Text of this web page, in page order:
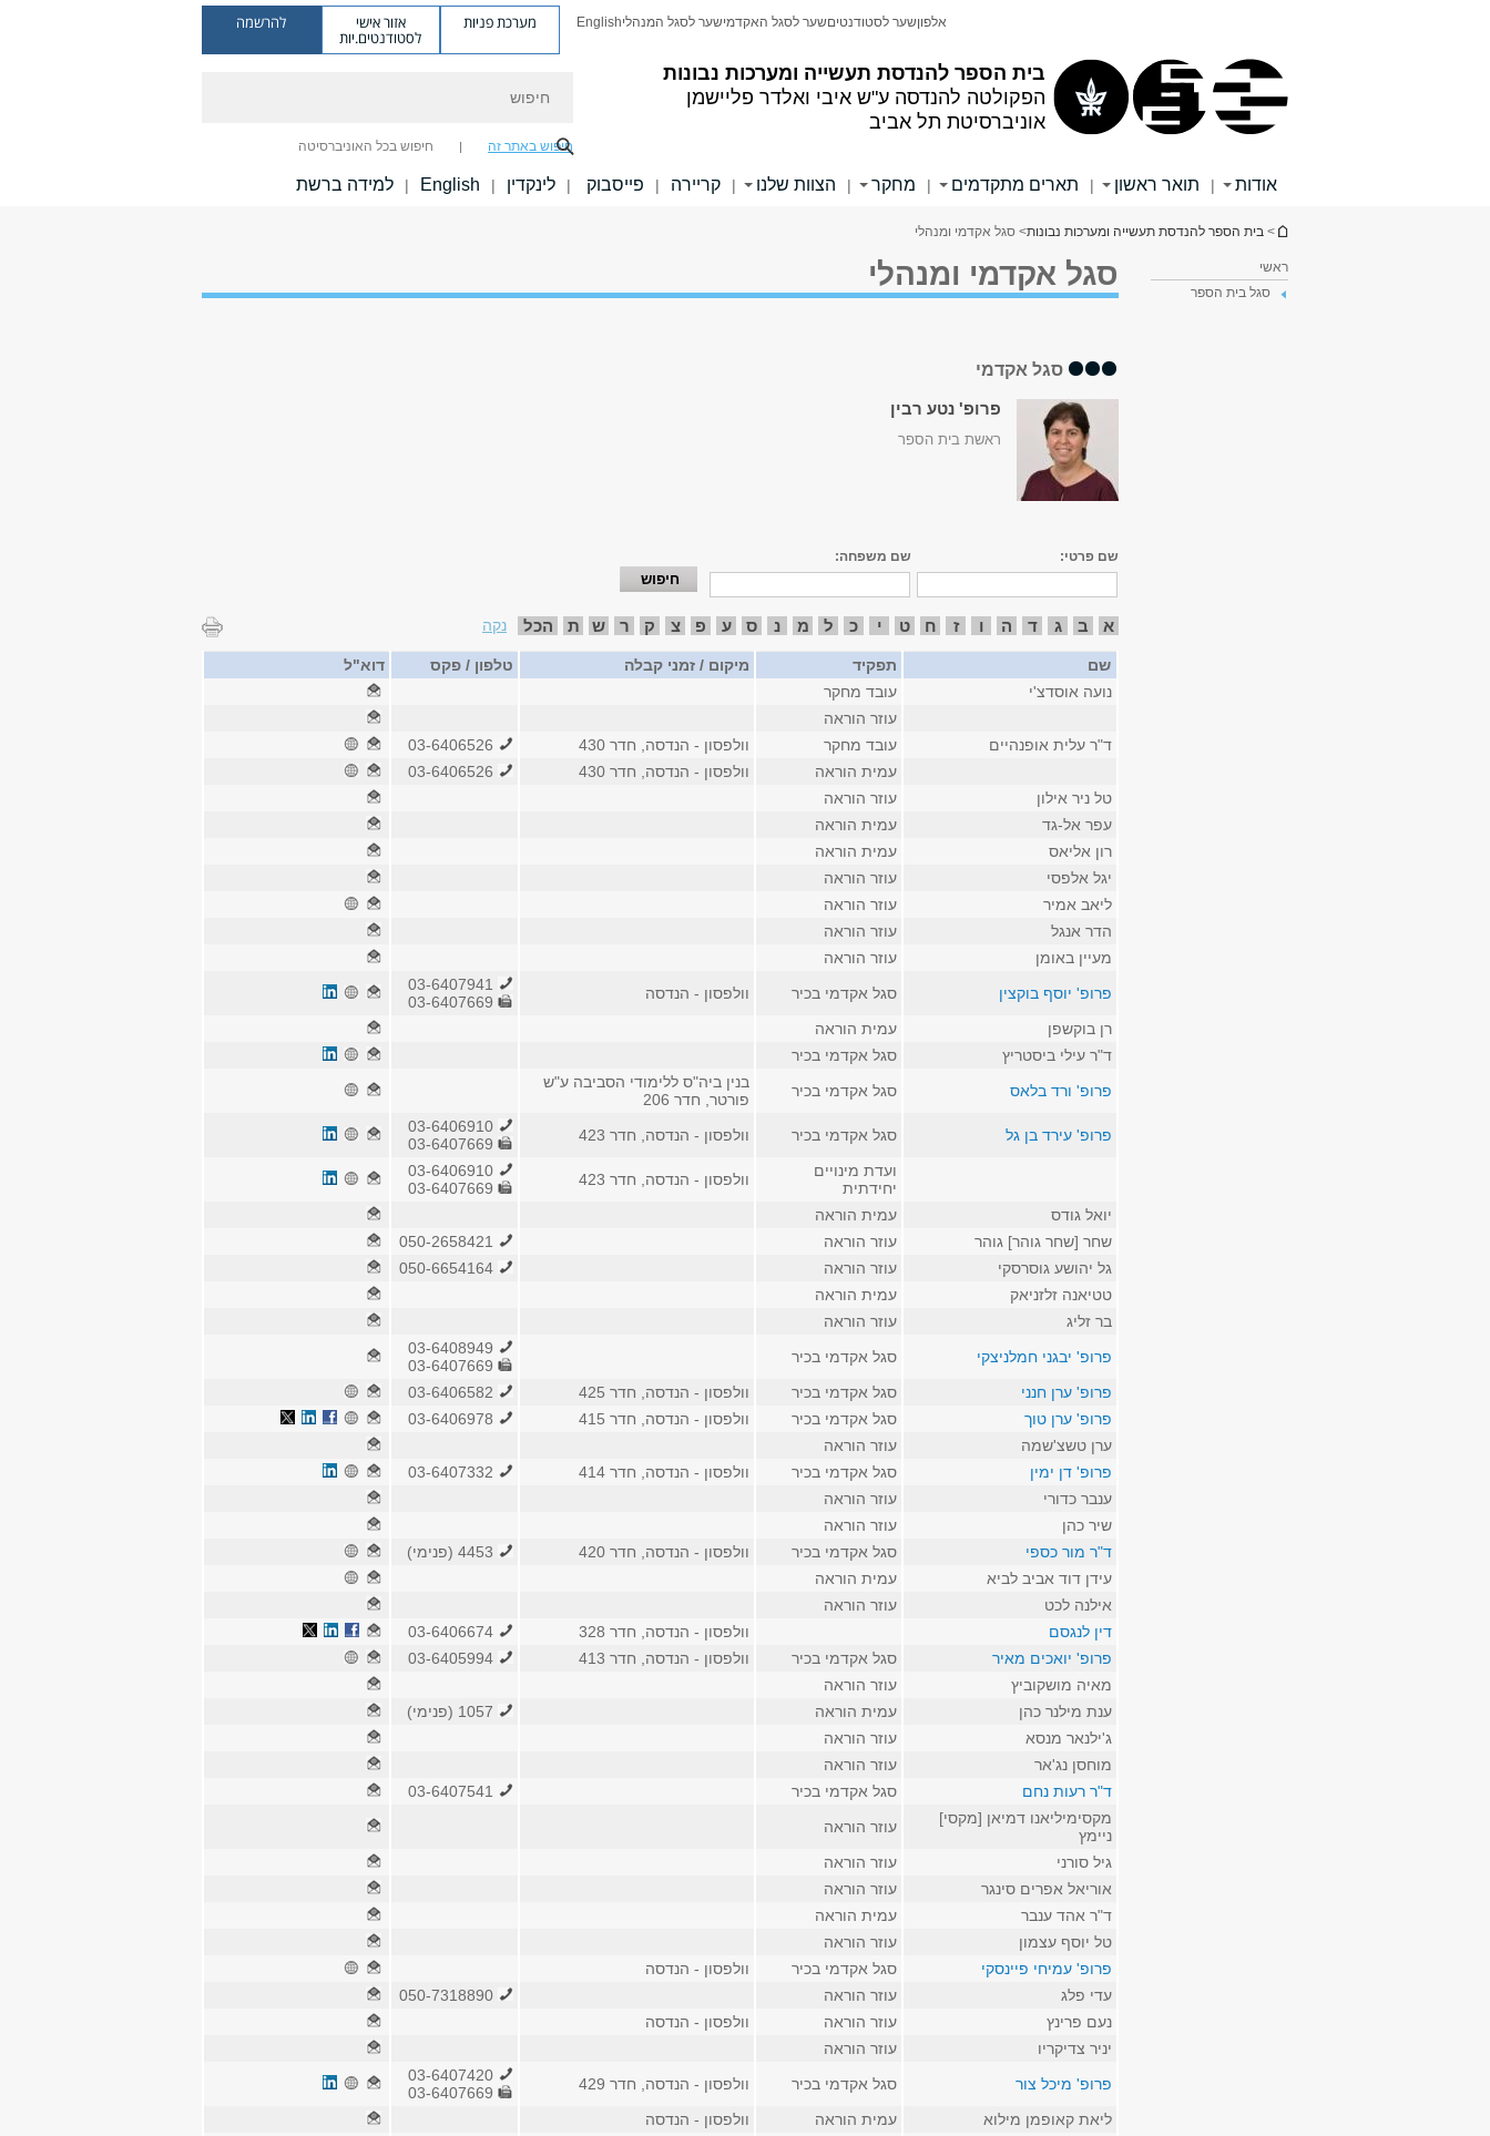
בית הספר להנדסת תעשייה ומערכות נבונות
הפקולטה להנדסה ע"ש איבי ואלדר פליישמן
אוניברסיטת תל אביב
אלפוןשער לסטודנטיםשער לסגל האקדמישער לסגל המנהליEnglish מערכת פניות אזור אישי
לסטודנטים.יות
להרשמה
חיפוש באתר זה חיפוש בכל האוניברסיטה
אודות | תואר ראשון | תארים מתקדמים | מחקר | הצוות שלנו | קריירה | פייסבוק | לינקדין |
English
| למידה ברשת
הינך נמצא כאן
> בית הספר להנדסת תעשייה ומערכות נבונות> סגל אקדמי ומנהלי
ראשי
סגל בית הספר
סגל אקדמי ומנהלי
סגל אקדמי
פרופ' נטע רבין
ראשת בית הספר
שם פרטי: שם משפחה:
א ב ג ד ה ו ז ח ט י כ ל מ נ ס ע פ צ ק ר ש ת הכל נקה
שם תפקיד מיקום / זמני קבלה טלפון / פקס
דוא"ל
נועה אוסדצ'י
עובד מחקר
עוזר הוראה
ד"ר עלית אופנהיים
עובד מחקר וולפסון - הנדסה, חדר 430
עמית הוראה
וולפסון - הנדסה, חדר 430
טל ניר אילון
עוזר הוראה
עפר אל-גד
עמית הוראה
רון אליאס
עמית הוראה
יגל אלפסי
עוזר הוראה
ליאב אמיר
עוזר הוראה
הדר אנגל
עוזר הוראה
מעיין באומן
עוזר הוראה
פרופ' יוסף בוקצין
סגל אקדמי בכיר וולפסון - הנדסה
רן בוקשפן
עמית הוראה
ד"ר עילי ביסטריץ
סגל אקדמי בכיר
פרופ' ורד בלאס
סגל אקדמי בכיר
בנין ביה"ס ללימודי הסביבה ע"ש
פורטר, חדר 206
פרופ' עירד בן גל
סגל אקדמי בכיר וולפסון - הנדסה, חדר 423
ועדת מינויים
יחידתית
וולפסון - הנדסה, חדר 423
יואל גודס
עמית הוראה
שחר [שחר גוהר] גוהר
עוזר הוראה
גל יהושע גוסרסקי
עוזר הוראה
טטיאנה זלזניאק
עמית הוראה
בר זליג
עוזר הוראה
פרופ' יבגני חמלניצקי
סגל אקדמי בכיר
פרופ' ערן חנני
סגל אקדמי בכיר וולפסון - הנדסה, חדר 425
פרופ' ערן טוך
סגל אקדמי בכיר וולפסון - הנדסה, חדר 415
ערן טשצ'שמה
עוזר הוראה
פרופ' דן ימין
סגל אקדמי בכיר וולפסון - הנדסה, חדר 414
ענבר כדורי
עוזר הוראה
שיר כהן
עוזר הוראה
ד"ר מור כספי
סגל אקדמי בכיר וולפסון - הנדסה, חדר 420
עידן דוד אביב לביא
עמית הוראה
אילנה לכט
עוזר הוראה
דין לנגסם
וולפסון - הנדסה, חדר 328
פרופ' יואכים מאיר
סגל אקדמי בכיר וולפסון - הנדסה, חדר 413
מאיה מושקוביץ
עוזר הוראה
ענת מילנר כהן
עמית הוראה
ג'ילנאר מנסא
עוזר הוראה
מוחסן נג'אר
עוזר הוראה
ד"ר רעות נחם
סגל אקדמי בכיר
מקסימיליאנו דמיאן [מקסי]
ניימץ
עוזר הוראה
גיל סורני
עוזר הוראה
אוריאל אפרים סינגר
עוזר הוראה
ד"ר אהד ענבר
עמית הוראה
טל יוסף עצמון
עוזר הוראה
פרופ' עמיחי פיינסקי
סגל אקדמי בכיר
וולפסון - הנדסה
עדי פלג
עוזר הוראה
נעם פרינץ
עוזר הוראה
וולפסון - הנדסה
יניר צדיקריו
עוזר הוראה
פרופ' מיכל צור
סגל אקדמי בכיר וולפסון - הנדסה, חדר 429
ליאת קאופמן מילוא
עמית הוראה
וולפסון - הנדסה